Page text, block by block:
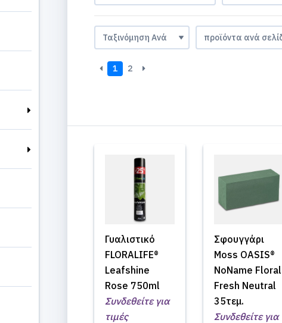
1 2
Γυαλιστικό
FLORALIFE®
Leafshine
Rose 750ml
Συνδεθείτε για
τιμές
Σφουγγάρι
Moss OASIS®
NoName Floral
Fresh Neutral
35τεμ.
Συνδεθείτε για